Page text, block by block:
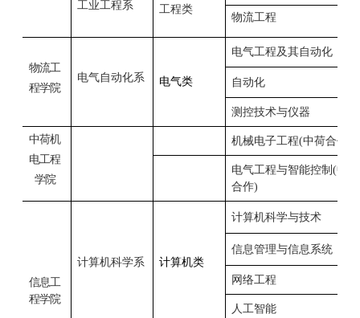
工业工程系
工程类
物流工程
物流工
程学院
电气自动化系 电气类
电气工程及其自动化
自动化
测控技术与仪器
中荷机
电工程
学院
机械电子工程(中荷合作
电气工程与智能控制 (中荷
合作)
信息工
程学院
计算机科学系 计算机类
计算机科学与技术
信息管理与信息系统
网络工程
人工智能